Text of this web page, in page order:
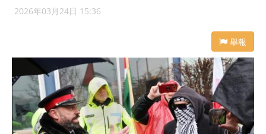
2026年03月24日 15:36
舉報